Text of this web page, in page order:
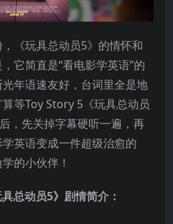
《玩具总动员5》的情怀和
它简直是“看电影学英语”的
年语速友好，台词里全是地
等Toy Story 5《玩具总动员
，先关掉字幕硬听一遍，再
英语变成一件超级治愈的
的小伙伴！
总动员5》剧情简介：